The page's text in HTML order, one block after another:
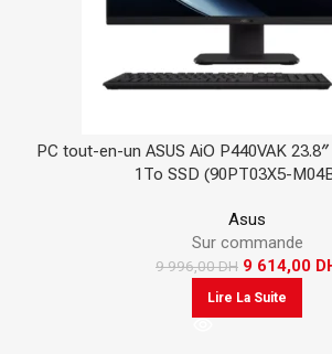
PC tout-en-un ASUS AiO P440VAK
1To SSD (90PT03X5-
Asus
Sur commande
9 996,00DH 9 614,00
Lire La Suite